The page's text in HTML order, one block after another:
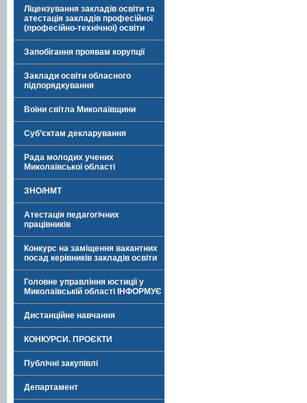
Ліцензування закладів освіти та
атестація закладів професійної
(професійно-технічної) освіти
Запобігання проявам корупції
Заклади освіти обласного
підпорядкування
Воїни світла Миколаївщини
Суб’єктам декларування
Рада молодих учених
Миколаївської області
ЗНО/НМТ
Атестація педагогічних
працівників
Конкурс на заміщення вакантних
посад керівників закладів освіти
Головне управління юстиції у
Миколаївській області ІНФОРМУЄ
Дистанційне навчання
КОНКУРСИ. ПРОЄКТИ
Публічні закупівлі
Департамент